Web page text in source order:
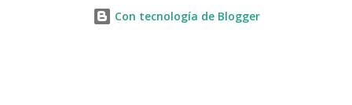
Con tecnología de Blogger